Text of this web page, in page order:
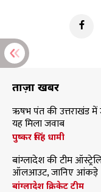
ताज़ा खबरें
ऋषभ पंत की उत्तराखंड में
यह मिला जवाब
पुष्कर सिंह धामी
बांग्लादेश की टीम
ऑलआउट, जानिए आंकड़े
बांग्लादेश क्रिकेट टीम